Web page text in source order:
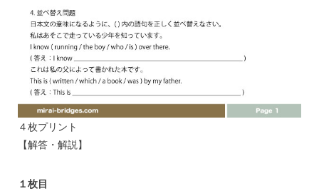
４枚プリント
【解答・解説】
１枚目